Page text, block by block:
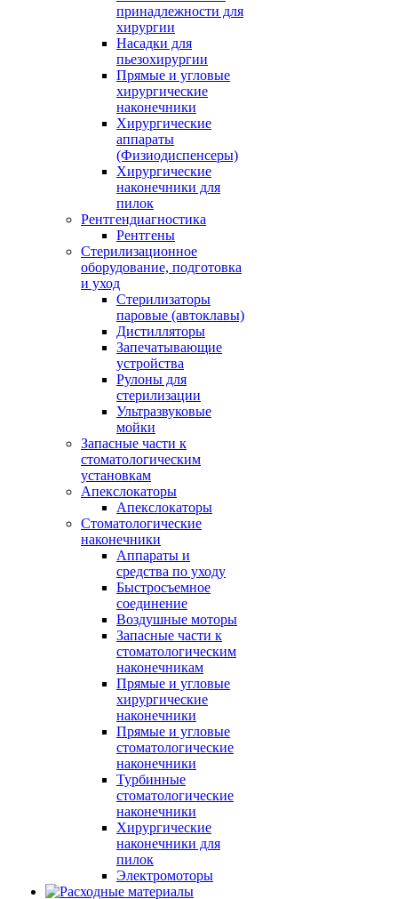
принадлежности для
хирургии
Насадки для
пьезохирургии
Прямые и угловые
хирургические
наконечники
Хирургические
аппараты
(Физиодиспенсеры)
Хирургические
наконечники для
пилок
Рентгендиагностика
Рентгены
Стерилизационное
оборудование, подготовка
и уход
Стерилизаторы
паровые (автоклавы)
Дистилляторы
Запечатывающие
устройства
Рулоны для
стерилизации
Ультразвуковые
мойки
Запасные части к
стоматологическим
установкам
Апекслокаторы
Апекслокаторы
Стоматологические
наконечники
Аппараты и
средства по уходу
Быстросъемное
соединение
Воздушные моторы
Запасные части к
стоматологическим
наконечникам
Прямые и угловые
хирургические
наконечники
Прямые и угловые
стоматологические
наконечники
Турбинные
стоматологические
наконечники
Хирургические
наконечники для
пилок
Электромоторы